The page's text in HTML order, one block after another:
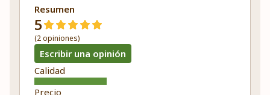
Resumen
5
(2 opiniones)
Escribir una opinión
Calidad
Precio